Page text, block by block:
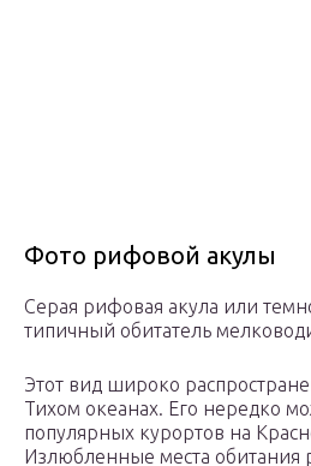
Фото рифовой акулы
Серая рифовая акула или
типичный обитатель
Этот вид широко
Тихом океанах. Его нередко
популярных курортов на
Излюбленные места обитания